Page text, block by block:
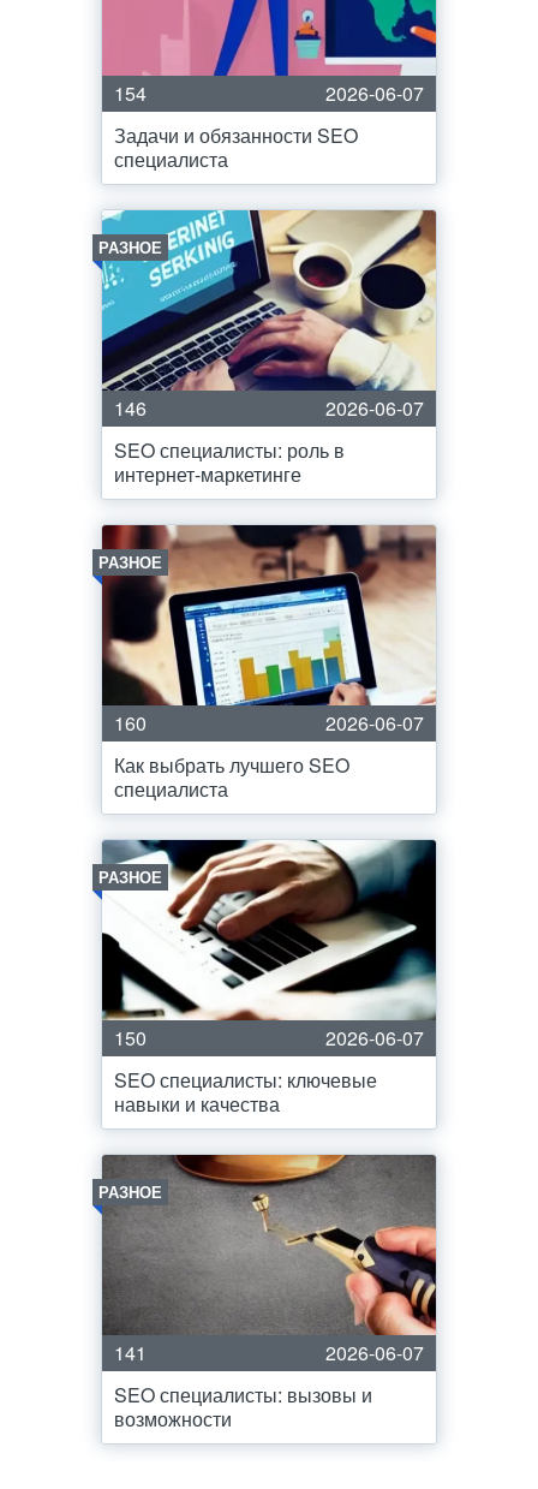
154
2026-06-07
Задачи и обязанности SEO
специалиста
РАЗНОЕ
146
2026-06-07
SEO специалисты: роль в
интернет-маркетинге
РАЗНОЕ
160
2026-06-07
Как выбрать лучшего SEO
специалиста
РАЗНОЕ
150
2026-06-07
SEO специалисты: ключевые
навыки и качества
РАЗНОЕ
141
2026-06-07
SEO специалисты: вызовы и
возможности